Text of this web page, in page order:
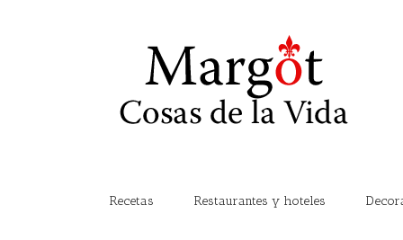
Recetas Restaurantes y hoteles